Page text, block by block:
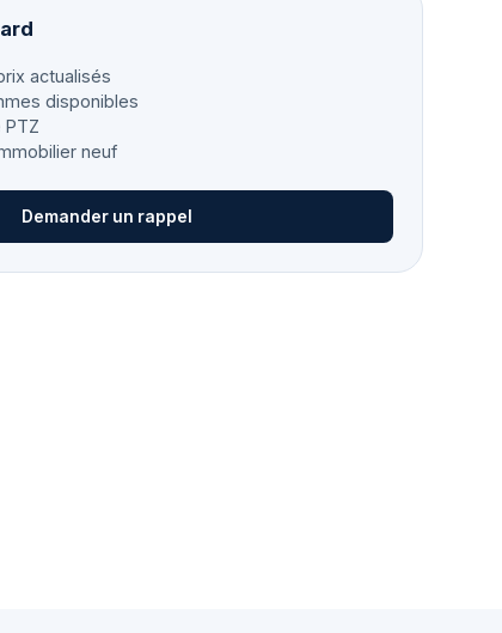
actualisés
disponibles
PTZ
neuf
Demander un rappel